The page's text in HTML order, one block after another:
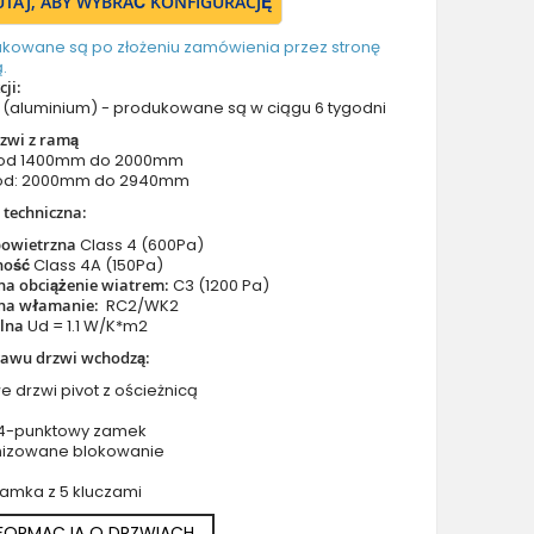
Drzwi z prawym naświetlem
Drzwi z górnym i lewym naświetlem
Drzwi z lewym i prawym naświetlem
Akcesoria do drzwi
są po złożeniu zamówienia przez stronę
(aluminium) - produkowane są w ciągu 6 tygodni
z ramą
1400mm do 2000mm
2000mm do 2940mm
Class 4 (600Pa)
Class 4A (150Pa)
obciążenie wiatrem:C3 (1200 Pa)
włamanie:RC2/WK2
Ud = 1.1 W/K*m2
drzwi wchodzą:
drzwi pivot z ościeżnicą
punktowy zamek
blokowanie
z 5 kluczami